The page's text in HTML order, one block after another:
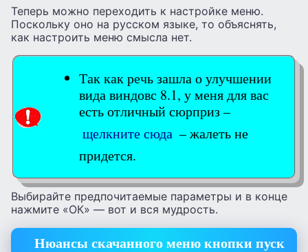
Теперь можно переходить к настройке меню.
Поскольку оно на русском языке, то объяснять,
как настроить меню смысла нет.
Так как речь зашла о улучшении
вида виндовс 8.1, у меня для вас
есть отличный сюрприз –
щелкните сюда – жалеть не
придется.
Выбирайте предпочитаемые параметры и в конце
нажмите «ОК» — вот и вся мудрость.
Нюансы скачанного меню кнопки пуск